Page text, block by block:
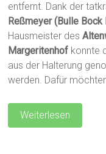
entfernt. Dank der
Reßmeyer (Bulle
Hausmeister des
Margeritenhof konnte
aus der Halterung
werden. Dafür
Weiterlesen